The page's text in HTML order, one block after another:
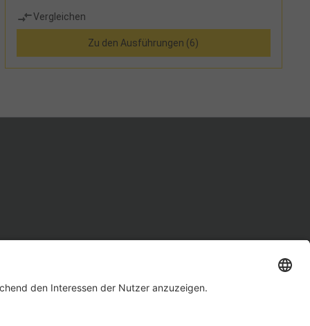
mit eingenähter Befestigungslasche ab 7 Stufen
Vergleichen
Zu den Ausführungen (6)